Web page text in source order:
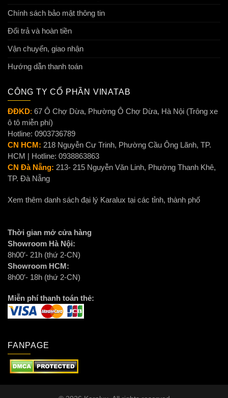
Chính sách bảo mật thông tin
Đổi trả và hoàn tiền
Vận chuyển, giao nhận
Hướng dẫn thanh toán
CÔNG TY CỔ PHẦN VINATAB
ĐĐKD: 67 Ô Chợ Dừa, Phường Ô Chợ Dừa, Hà Nội (Trông xe
ô tô miễn phí)
Hotline: 0903736789
CN HCM: 218 Nguyễn Cư Trinh, Phường Cầu Ông Lãnh, TP.
HCM | Hotline: 0938863863
CN Đà Nẵng: 213- 215 Nguyễn Văn Linh, Phường Thanh Khê,
TP. Đà Nẵng
Xem thêm danh sách đại lý Karalux tại các tỉnh, thành phố
Thời gian mở cửa hàng
Showroom Hà Nội:
8h00′- 21h (thứ 2-CN)
Showroom HCM:
8h00′- 18h (thứ 2-CN)
Miễn phí thanh toán thẻ:
FANPAGE